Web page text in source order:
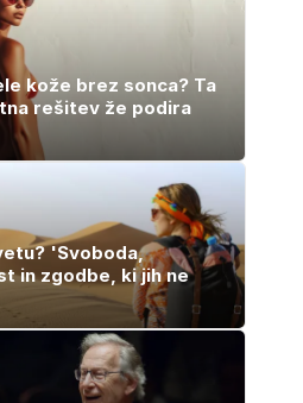
kože brez sonca? Ta
rešitev že podira
'Svoboda,
in zgodbe, ki jih ne